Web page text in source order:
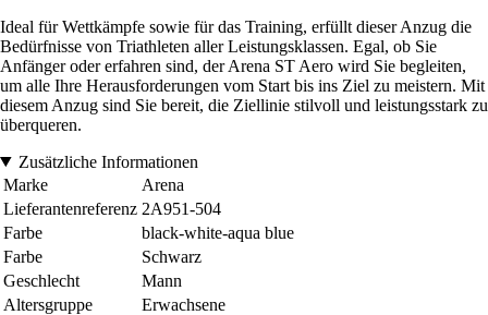
Ideal für Wettkämpfe sowie für das Training, erfüllt dieser Anzug die
Bedürfnisse von Triathleten aller Leistungsklassen. Egal, ob Sie
Anfänger oder erfahren sind, der Arena ST Aero wird Sie begleiten,
um alle Ihre Herausforderungen vom Start bis ins Ziel zu meistern. Mit
diesem Anzug sind Sie bereit, die Ziellinie stilvoll und leistungsstark zu
überqueren.
Zusätzliche Informationen
Marke
Arena
Lieferantenreferenz 2A951-504
Farbe
black-white-aqua blue
Farbe
Schwarz
Geschlecht
Mann
Altersgruppe
Erwachsene